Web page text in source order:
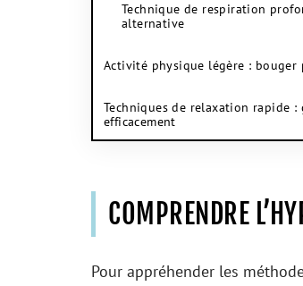
Technique de respiration
alternative
Activité physique légère : bouger
Techniques de relaxation rapide :
efficacement
COMPRENDRE
Pour appréhender les